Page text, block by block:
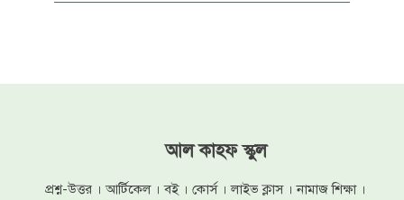
আল কাহফ স্কুল
প্রশ্ন-উত্তর । আর্টিকেল । বই । কোর্স । লাইভ ক্লাস । নামাজ শিক্ষা ।